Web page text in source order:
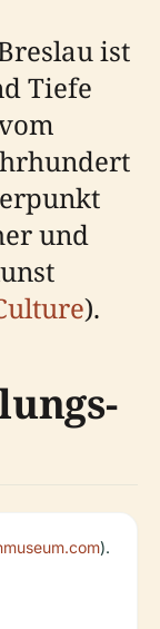
ist
Tiefe
und
).
).